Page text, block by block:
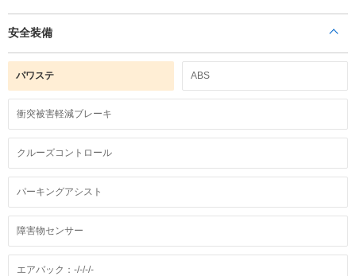
安全装備
パワステ ABS
衝突被害軽減ブレーキ
クルーズコントロール
パーキングアシスト
障害物センサー
エアバック：-/-/-/-